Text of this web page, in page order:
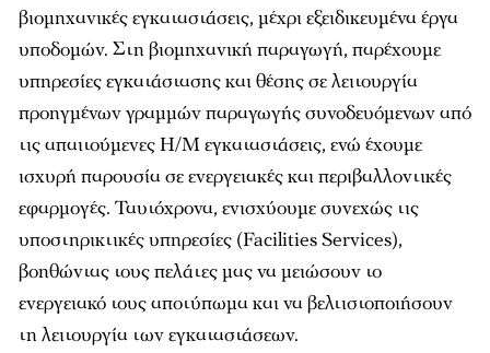
βιομηχανικές εγκαταστάσεις, μέχρι εξειδικευμένα έργα
υποδομών. Στη βιομηχανική παραγωγή, παρέχουμε
υπηρεσίες εγκατάστασης και θέσης σε λειτουργία
προηγμένων γραμμών παραγωγής συνοδευόμενων από
τις απαιτούμενες Η/Μ εγκαταστάσεις, ενώ έχουμε
ισχυρή παρουσία σε ενεργειακές και περιβαλλοντικές
εφαρμογές. Ταυτόχρονα, ενισχύουμε συνεχώς τις
υποστηρικτικές υπηρεσίες (Facilities Services),
βοηθώντας τους πελάτες μας να μειώσουν το
ενεργειακό τους αποτύπωμα και να βελτιστοποιήσουν
τη λειτουργία των εγκαταστάσεων.